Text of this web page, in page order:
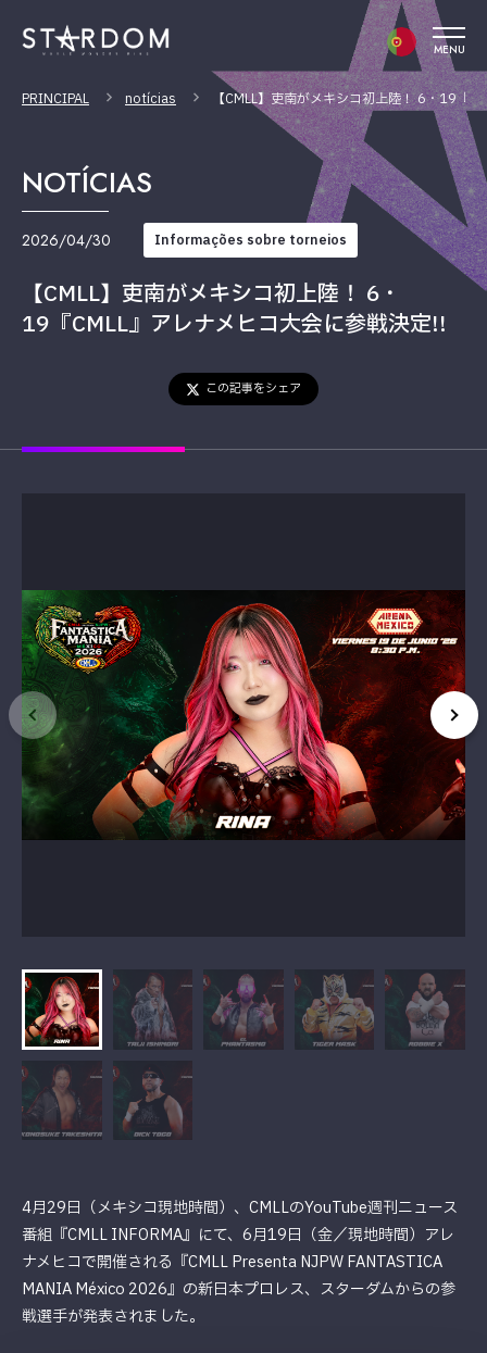
MENU
PRINCIPAL notícias 【CMLL】吏南がメキシコ初上陸！ 6・19『
NOTÍCIAS
2026/04/30 Informações sobre torneios
【CMLL】吏南がメキシコ初上陸！ 6・
19『CMLL』アレナメヒコ大会に参戦決定!!
この記事をシェア
4月29日（メキシコ現地時間）、CMLLのYouTube週刊ニュース
番組『CMLL INFORMA』にて、6月19日（金／現地時間）アレ
ナメヒコで開催される『CMLL Presenta NJPW FANTASTICA
MANIA México 2026』の新日本プロレス、スターダムからの参
戦選手が発表されました。